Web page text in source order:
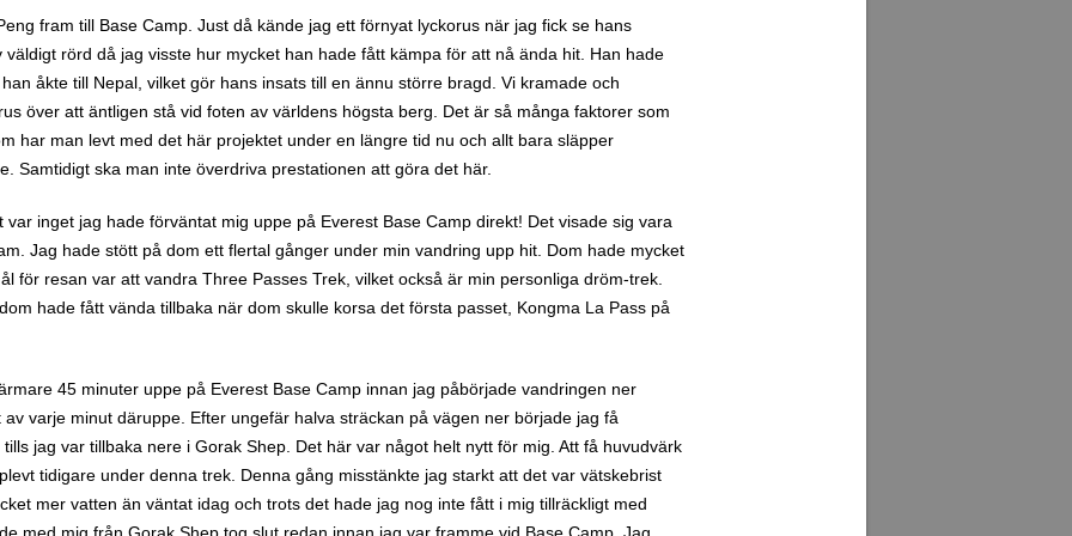
mer vatten än väntat idag och trots det hade jag nog inte fått i mig tillräckligt med
med mig från Gorak Shep tog slut redan innan jag var framme vid Base Camp. Jag
till Gorak Shep igen. Under den korta stund jag väntade på att Peng skulle dyka upp
försvann temporärt en stund efter att jag hade fått i mig vattnet. Lagom till när
tillbaka igen. Peng hade ingen huvudvärk eller andra symptom på höjdsjuka. Jag
gick sedan och la mig och sov ett par timmar fram till middagen som var beställd till
dal bhat.
sämre började jag känna viss oro inför morgondagen. Vid 04-tiden imorgon är det
av Kala Patthar på 5550 meters höjd. Detta anses vara en av höjdpunkterna på hela
Patthar som tar några timmar är det dessutom meningen att man ska påbörja
som Dingboche eller Pheriche. Det är helt enkelt en väldigt tuff dag som väntar. Så
att klara av att genomföra i det tillstånd jag befann mig under kvällen.
Patthar inte skulle bli av imorgon. Jag har åtminstone klarat ett av två mål nu. Det
mer än väl. Det som åstadkommits rent fysiskt idag blev jag smått imponerad av efter